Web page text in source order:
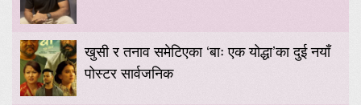
खुसी र तनाव समेटिएका ‘बाः एक योद्धा’का दुई नयाँ
पोस्टर सार्वजनिक